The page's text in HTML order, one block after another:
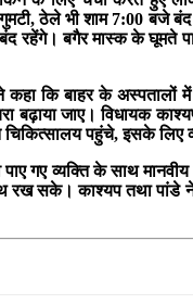
ठेले भी शाम 7:00 बजे बंद
रहेंगे। बगैर मास्क के घूमते
कि बाहर के अस्पतालों में
बढ़ाया जाए। विधायक
चिकित्सालय पहुंचे, इसके
गए व्यक्ति के साथ
रख सके। काश्यप तथा पांडे